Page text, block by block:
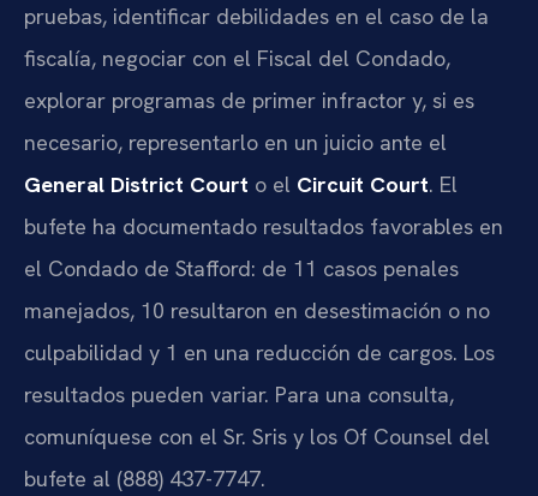
pruebas, identificar debilidades en el caso de la
fiscalía, negociar con el Fiscal del Condado,
explorar programas de primer infractor y, si es
necesario, representarlo en un juicio ante el
General District Court o el Circuit Court. El
bufete ha documentado resultados favorables en
el Condado de Stafford: de 11 casos penales
manejados, 10 resultaron en desestimación o no
culpabilidad y 1 en una reducción de cargos. Los
resultados pueden variar. Para una consulta,
comuníquese con el Sr. Sris y los Of Counsel del
bufete al (888) 437-7747.